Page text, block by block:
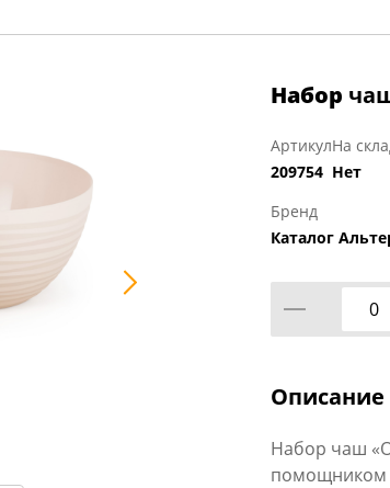
Набор
Артикул
209754
На
Нет
Бренд
Каталог
Описание
Набор чаш
помощником